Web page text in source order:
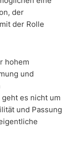
der
der Rolle
hohem
und
es nicht um
und Passung